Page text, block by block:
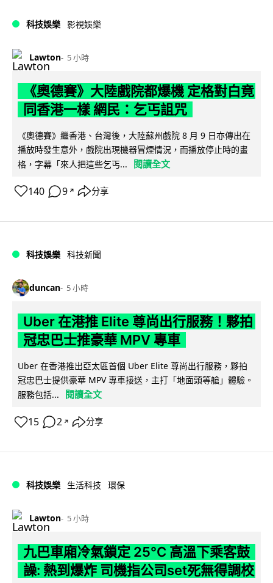
科技娛樂 影視娛樂
Lawton 5 小時
《奧德賽》大陸戲院都爆機 定格對白竟
同香港一樣 網民：乞丐詛咒
《奧德賽》繼香港、台灣後，大陸蘇州戲院 8 月 9 日亦傳出在
播放時發生意外，戲院出現機器冒煙情況，而播放停止時的畫
格，字幕「來人把這些乞丐...
閱讀全文
140 9 ↗ 分享
科技娛樂 科技新聞
duncan 5 小時
Uber 在港推 Elite 尊尚出行服務！夥拍
冠忠巴士推豪華 MPV 專車
Uber 在香港推出亞太區首個 Uber Elite 尊尚出行服務，夥拍
冠忠巴士提供豪華 MPV 專車接送，主打「地面頭等艙」體驗。
服務包括...
閱讀全文
15 2 ↗ 分享
科技娛樂 生活科技 環保
Lawton 5 小時
九巴車廂冷氣鎖定 25°C 高溫下乘客鼓
譟: 熱到爆炸 司機指公司set死無得調校